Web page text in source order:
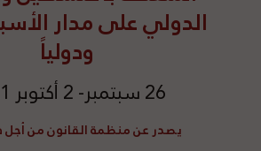
الدولي على مدار
ودولياً
26 سبتمبر- 2 أكتوبر 2021
يصدر عن منظمة القانون من